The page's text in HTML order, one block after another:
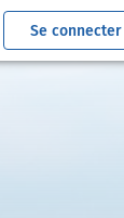
Se connecter